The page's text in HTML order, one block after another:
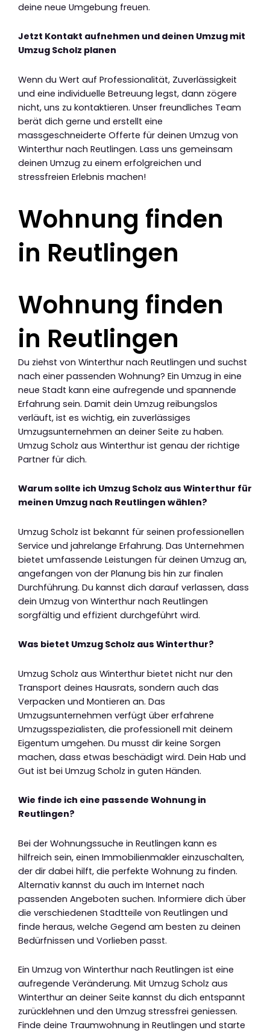
deine neue Umgebung freuen.
Jetzt Kontakt aufnehmen und deinen Umzug mit
Umzug Scholz planen
Wenn du Wert auf Professionalität, Zuverlässigkeit
und eine individuelle Betreuung legst, dann zögere
nicht, uns zu kontaktieren. Unser freundliches Team
berät dich gerne und erstellt eine
massgeschneiderte Offerte für deinen Umzug von
Winterthur nach Reutlingen. Lass uns gemeinsam
deinen Umzug zu einem erfolgreichen und
stressfreien Erlebnis machen!
Wohnung finden
in Reutlingen
Wohnung finden
in Reutlingen
Du ziehst von Winterthur nach Reutlingen und suchst
nach einer passenden Wohnung? Ein Umzug in eine
neue Stadt kann eine aufregende und spannende
Erfahrung sein. Damit dein Umzug reibungslos
verläuft, ist es wichtig, ein zuverlässiges
Umzugsunternehmen an deiner Seite zu haben.
Umzug Scholz aus Winterthur ist genau der richtige
Partner für dich.
Warum sollte ich Umzug Scholz aus Winterthur für
meinen Umzug nach Reutlingen wählen?
Umzug Scholz ist bekannt für seinen professionellen
Service und jahrelange Erfahrung. Das Unternehmen
bietet umfassende Leistungen für deinen Umzug an,
angefangen von der Planung bis hin zur finalen
Durchführung. Du kannst dich darauf verlassen, dass
dein Umzug von Winterthur nach Reutlingen
sorgfältig und effizient durchgeführt wird.
Was bietet Umzug Scholz aus Winterthur?
Umzug Scholz aus Winterthur bietet nicht nur den
Transport deines Hausrats, sondern auch das
Verpacken und Montieren an. Das
Umzugsunternehmen verfügt über erfahrene
Umzugsspezialisten, die professionell mit deinem
Eigentum umgehen. Du musst dir keine Sorgen
machen, dass etwas beschädigt wird. Dein Hab und
Gut ist bei Umzug Scholz in guten Händen.
Wie finde ich eine passende Wohnung in
Reutlingen?
Bei der Wohnungssuche in Reutlingen kann es
hilfreich sein, einen Immobilienmakler einzuschalten,
der dir dabei hilft, die perfekte Wohnung zu finden.
Alternativ kannst du auch im Internet nach
passenden Angeboten suchen. Informiere dich über
die verschiedenen Stadtteile von Reutlingen und
finde heraus, welche Gegend am besten zu deinen
Bedürfnissen und Vorlieben passt.
Ein Umzug von Winterthur nach Reutlingen ist eine
aufregende Veränderung. Mit Umzug Scholz aus
Winterthur an deiner Seite kannst du dich entspannt
zurücklehnen und den Umzug stressfrei geniessen.
Finde deine Traumwohnung in Reutlingen und starte